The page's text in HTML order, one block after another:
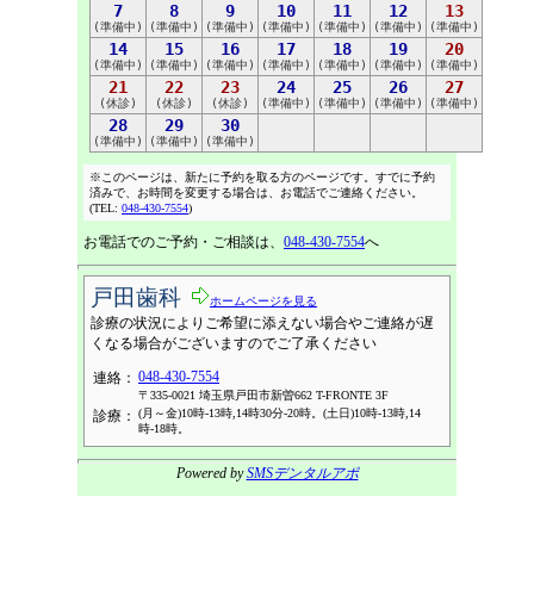
7
(準備中)
8
(準備中)
9
(準備中)
10
(準備中)
11
(準備中)
12
(準備中)
13
(準備中)
14
(準備中)
15
(準備中)
16
(準備中)
17
(準備中)
18
(準備中)
19
(準備中)
20
(準備中)
21
(休診)
22
(休診)
23
(休診)
24
(準備中)
25
(準備中)
26
(準備中)
27
(準備中)
28
(準備中)
29
(準備中)
30
(準備中)
※このページは、新たに予約を取る方のページです。すでに予約
済みで、お時間を変更する場合は、お電話でご連絡ください。
(TEL: 048-430-7554)
お電話でのご予約・ご相談は、 048-430-7554へ
戸田歯科 ホームページを見る
診療の状況によりご希望に添えない場合やご連絡が遅
くなる場合がございますのでご了承ください
連絡： 048-430-7554
〒335-0021 埼玉県戸田市新曽662 T-FRONTE 3F
診療：
(月～金)10時-13時,14時30分-20時。(土日)10時-13時,14
時-18時。
Powered bySMSデンタルアポ